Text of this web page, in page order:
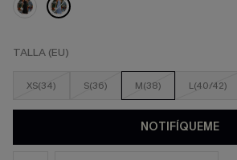
TALLA (EU)
XS(34) S(36) M(38) L(40/42)
NOTIFÍQUEME